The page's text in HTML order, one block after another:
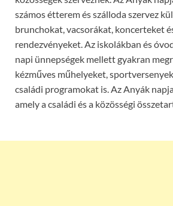
számos étterem és szálloda szervez
brunchokat, vacsorákat, koncerteket
rendezvényeket. Az iskolákban és
napi ünnepségek mellett gyakran
kézműves műhelyeket,
családi programokat is. Az Anyák
amely a családi és a közösségi